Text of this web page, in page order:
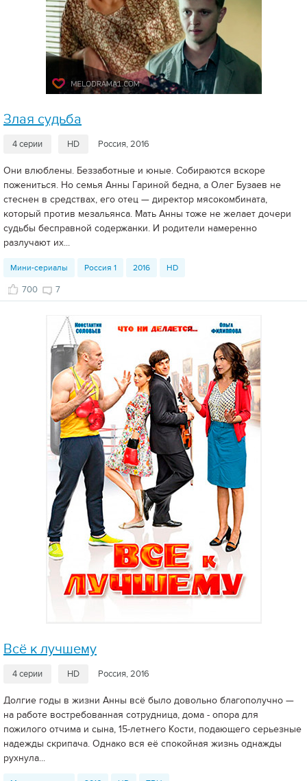
Злая судьба
4 серии HD Россия, 2016
Они влюблены. Беззаботные и юные. Собираются вскоре
пожениться. Но семья Анны Гариной бедна, а Олег Бузаев не
стеснен в средствах, его отец — директор мясокомбината,
который против мезальянса. Мать Анны тоже не желает дочери
судьбы бесправной содержанки. И родители намеренно
разлучают их...
Мини-сериалы Россия 1 2016 HD
700 7
Всё к лучшему
4 серии HD Россия, 2016
Долгие годы в жизни Анны всё было довольно благополучно —
на работе востребованная сотрудница, дома - опора для
пожилого отчима и сына, 15-летнего Кости, подающего серьезные
надежды скрипача. Однако вся её спокойная жизнь однажды
рухнула...